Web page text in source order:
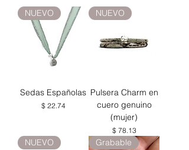
NUEVO
Sedas Españolas
Precio
$ 22.74
NUEVO
Pulsera Charm en
cuero genuino
(mujer)
Precio
$ 78.13
NUEVO Grabable